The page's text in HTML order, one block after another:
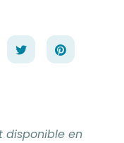
disponible en